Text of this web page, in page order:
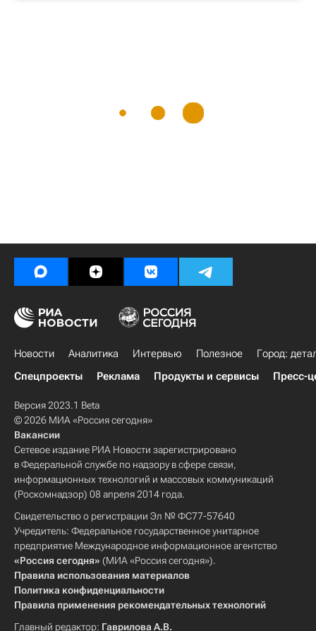
Новости Аналитика Интервью Полезное
Город:
Спецпроекты
Реклама Продукты и сервисы Пресс-
Версия 2023.1 Beta
© 2026 МИА «Россия сегодня»
Вакансии
Сетевое издание РИА Новости зарегистрировано
в Федеральной службе по надзору в сфере связи,
информационных технологий и массовых коммуникаций
(Роскомнадзор) 08 апреля 2014 года.
Свидетельство о регистрации Эл № ФС77-57640
Учредитель: Федеральное государственное унитарное
предприятие Международное информационное агентство
«Россия сегодня» (МИА «Россия сегодня»).
Правила использования материалов
Политика конфиденциальности
Правила применения рекомендательных технологий
Главный редактор: Гаврилова А.В.